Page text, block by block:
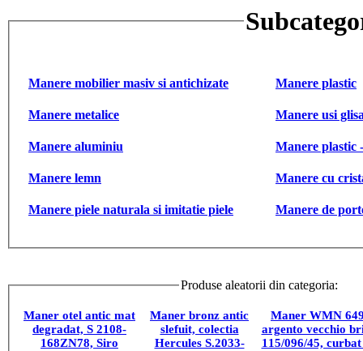
Manere mobilier masiv si antichizate
Manere metalice
Manere aluminiu
Manere lemn
Manere piele naturala si imitatie piele
Manere plastic
Manere usi
Manere plastic
Manere cu
Manere de
Produse aleatorii din categoria:
Maner otel antic mat
degradat, S 2108-
168ZN78, Siro
Maner bronz antic
slefuit, colectia
Hercules S.2033-
Maner WMN
argento vecchio
115/096/45,